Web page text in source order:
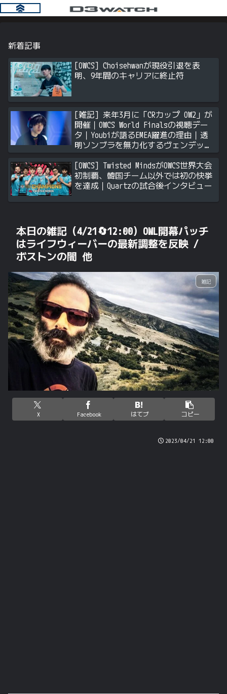
新着記事
[OWCS] Choisehwanが現役引退を表
明、9年間のキャリアに終止符
[雑記] 来年3月に「CRカップ OW2」が
開催｜OWCS World Finalsの視聴デー
タ｜Youbiが語るEMEA躍進の理由｜透
明ソンブラを無力化するヴェンデッタ
｜Stalk3rが久々のツィート ほか
[OWCS] Twisted MindsがOWCS世界大会
初制覇、韓国チーム以外では初の快挙
を達成｜Quartzの試合後インタビュー
本日の雑記（4/21🔄12:00）OWL開幕パッチ
はライフウィーバーの最新調整を反映 /
ボストンの闇 他
雑記
X Facebook はてブ コピー
2023/04/21 12:00